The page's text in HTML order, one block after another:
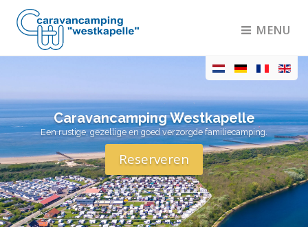
MENU
Caravancamping Westkapelle
Een rustige, gezellige en goed verzorgde familiecamping.
Reserveren